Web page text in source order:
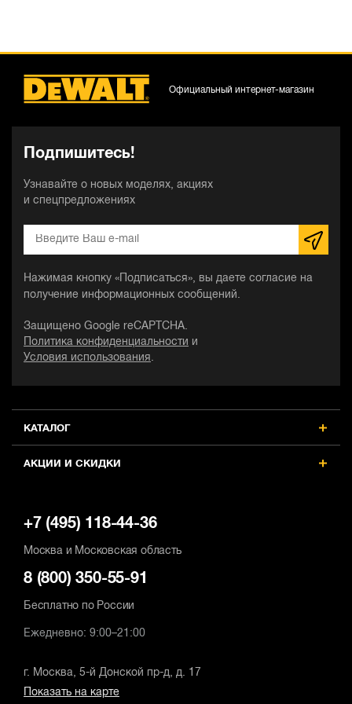
КАТАЛОГ
АКЦИИ И СКИДКИ
Подпишитесь!
Узнавайте о новых моделях, акциях
и спецпредложениях
Нажимая кнопку «Подписаться», вы даете согласие на
получение информационных сообщений.
Защищено Google reCAPTCHA.
Политика конфиденциальности
и
Условия использования .
Официальный интернет-магазин
+7 (495) 118-44-36
Москва и Московская область
8 (800) 350-55-91
Бесплатно по России
Ежедневно: 9:00–21:00
г. Москва, 5-й Донской пр-д, д. 17
Показать на карте